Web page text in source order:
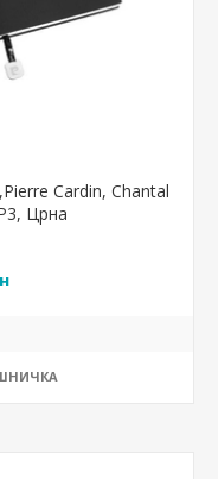
Cardin, Chantal
Црна